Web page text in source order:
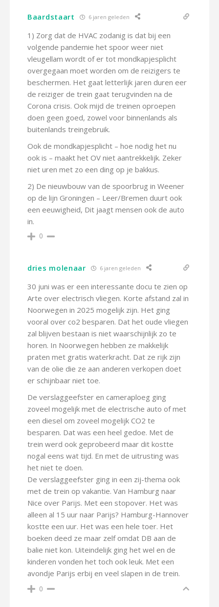
Baardstaart 6 jaren geleden
1) Zorg dat de HVAC zodanig is dat bij een
volgende pandemie het spoor weer niet
vleugellam wordt of er tot mondkapjesplicht
overgegaan moet worden om de reizigers te
beschermen. Het gaat letterlijk jaren duren eer
de reiziger de trein gaat terugvinden na de
Corona crisis. Ook mijd de treinen oproepen
doen geen goed, zowel voor binnenlands als
buitenlands treingebruik.
Ook de mondkapjesplicht – hoe nodig het nu
ook is – maakt het OV niet aantrekkelijk. Zeker
niet uren met zo een ding op je bakkus.
2) De nieuwbouw van de spoorbrug in Weener
op de lijn Groningen – Leer/Bremen duurt ook
een eeuwigheid, Dit jaagt mensen ook de auto
in.
0
dries molenaar 6 jaren geleden
30 juni was er een interessante docu te zien op
Arte over electrisch vliegen. Korte afstand zal in
Noorwegen in 2025 mogelijk zijn. Het ging
vooral over co2 besparen. Dat het oude vliegen
zal blijven bestaan is niet waarschijnlijk zo te
horen. In Noorwegen hebben ze makkelijk
praten met gratis waterkracht. Dat ze rijk zijn
van de olie die ze aan anderen verkopen doet
er schijnbaar niet toe.
De verslaggeefster en cameraploeg ging
zoveel mogelijk met de electrische auto of met
een diesel om zoveel mogelijk CO2 te
besparen. Dat was een heel gedoe. Met de
trein werd ook geprobeerd maar dit kostte
nogal eens wat tijd. En met de uitrusting was
het niet te doen.
De verslaggeefster ging in een zij-thema ook
met de trein op vakantie. Van Hamburg naar
Nice over Parijs. Met een stopover. Het was
alleen al 15 uur naar Parijs? Hamburg-Hannover
kostte een uur. Het was een hele toer. Het
boeken deed ze maar zelf omdat DB aan de
balie niet kon. Uiteindelijk ging het wel en de
kinderen vonden het toch ook leuk. Met een
avondje Parijs erbij en veel slapen in de trein.
0